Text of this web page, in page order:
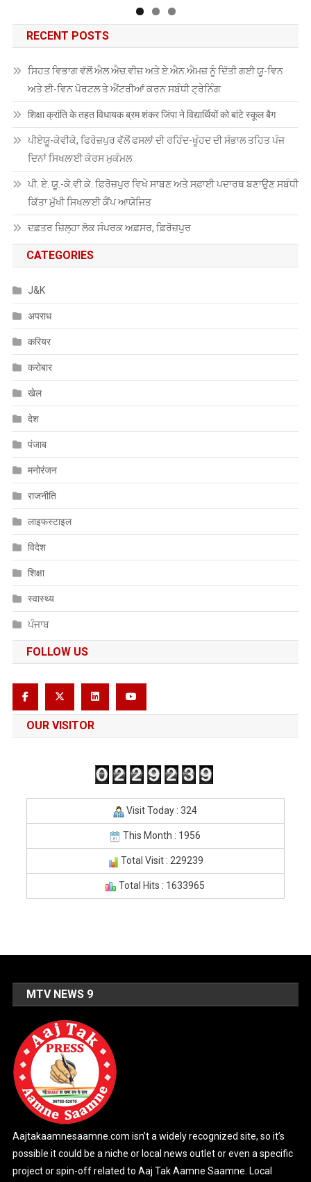
RECENT POSTS
ਸਿਹਤ ਵਿਭਾਗ ਵੱਲੋਂ ਐਲ.ਐਚ.ਵੀਜ਼ ਅਤੇ ਏ.ਐਨ.ਐਮਜ਼ ਨੂੰ ਦਿੱਤੀ ਗਈ ਯੂ-ਵਿਨ
ਅਤੇ ਈ-ਵਿਨ ਪੋਰਟਲ ਤੇ ਐਂਟਰੀਆਂ ਕਰਨ ਸਬੰਧੀ ਟ੍ਰੇਨਿੰਗ
शिक्षा क्रांति के तहत विधायक ब्रम शंकर जिंपा ने विद्यार्थियों को बांटे स्कूल बैग
ਪੀਏਯੂੑ-ਕੇਵੀਕੇ, ਫਿਰੋਜ਼ਪੁਰ ਵੱਲੋਂ ਫਸਲਾਂ ਦੀ ਰਹਿੰਦ-ਖੂੰਹਦ ਦੀ ਸੰਭਾਲ ਤਹਿਤ ਪੰਜ
ਦਿਨਾਂ ਸਿਖਲਾਈ ਕੋਰਸ ਮੁਕੰਮਲ
ਪੀ. ਏ. ਯੂ.-ਕੇ.ਵੀ.ਕੇ. ਫ਼ਿਰੋਜ਼ਪੁਰ ਵਿਖੇ ਸਾਬਣ ਅਤੇ ਸਫ਼ਾਈ ਪਦਾਰਥ ਬਣਾਉਣ ਸਬੰਧੀ
ਕਿੱਤਾ ਮੁੱਖੀ ਸਿਖਲਾਈ ਕੈਂਪ ਆਯੋਜਿਤ
ਦਫ਼ਤਰ ਜ਼ਿਲ੍ਹਾ ਲੋਕ ਸੰਪਰਕ ਅਫ਼ਸਰ, ਫ਼ਿਰੋਜ਼ਪੁਰ
CATEGORIES
J&K
अपराध
करियर
करोबार
खेल
देश
पंजाब
मनोरंजन
राजनीति
लाइफस्टाइल
विदेश
शिक्षा
स्वास्थ्य
ਪੰਜਾਬ
FOLLOW US
OUR VISITOR
Visit Today : 324
This Month : 1956
Total Visit : 229239
Total Hits : 1633965
MTV NEWS 9
Aajtakaamnesaamne.com isn’t a widely recognized site, so it’s
possible it could be a niche or local news outlet or even a specific
project or spin-off related to Aaj Tak Aamne Saamne. Local